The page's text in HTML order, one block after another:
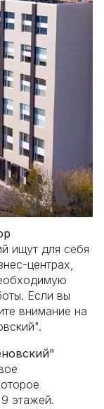
ищут для себя
центрах,
Если вы
внимание на
этажей.